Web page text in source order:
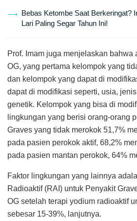
Bebas Ketombe Saat Berkeringat?
Lari Paling Segar Tahun Ini!
Prof. Imam juga menjelaskan bahwa
OG, yang pertama kelompok yang
dan kelompok yang dapat di
dapat di modifikasi seperti, usia,
genetik. Kelompok yang bisa di
lingkungan yang berisi orang-orang
Graves yang tidak merokok 51,7%
pada pasien perokok aktif, 68,2%
pada pasien mantan perokok, 64%
Faktor lingkungan yang lainnya
Radioaktif (RAI) untuk Penyakit
OG setelah terapi yodium radioaktif
sebesar 15-39%, lanjutnya.